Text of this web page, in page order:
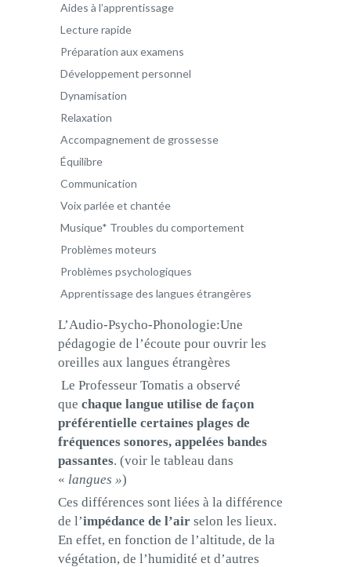
Aides à l’apprentissage
Lecture rapide
Préparation aux examens
Développement personnel
Dynamisation
Relaxation
Accompagnement de grossesse
Équilibre
Communication
Voix parlée et chantée
Musique* Troubles du comportement
Problèmes moteurs
Problèmes psychologiques
Apprentissage des langues étrangères
L’Audio-Psycho-Phonologie:Une
pédagogie de l’écoute pour ouvrir les
oreilles aux langues étrangères
Le Professeur Tomatis a observé
que chaque langue utilise de façon
préférentielle certaines plages de
fréquences sonores, appelées bandes
passantes. (voir le tableau dans
« langues »)
Ces différences sont liées à la différence
de l’impédance de l’air selon les lieux.
En effet, en fonction de l’altitude, de la
végétation, de l’humidité et d’autres